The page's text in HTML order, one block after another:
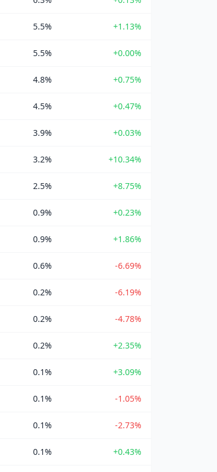
5.5% +1.13%
5.5% +0.00%
4.8% +0.75%
4.5% +0.47%
3.9% +0.03%
3.2% +10.34%
2.5% +8.75%
0.9% +0.23%
0.9% +1.86%
0.6% -6.69%
0.2% -6.19%
0.2% -4.78%
0.2% +2.35%
0.1% +3.09%
0.1% -1.05%
0.1% -2.73%
0.1% +0.43%